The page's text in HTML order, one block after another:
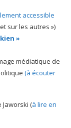
accessible
sur les autres »)
»
médiatique de
(à écouter
Jaworski (à lire en